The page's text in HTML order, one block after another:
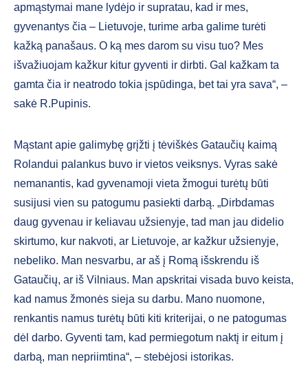
apmąstymai mane lydėjo ir supratau, kad ir mes,
gyvenantys čia – Lietuvoje, turime arba galime turėti
kažką panašaus. O ką mes darom su visu tuo? Mes
išvažiuojam kažkur kitur gyventi ir dirbti. Gal kažkam ta
gamta čia ir neatrodo tokia įspūdinga, bet tai yra sava“, –
sakė R.Pupinis.
Mąstant apie galimybę grįžti į tėviškės Gataučių kaimą
Rolandui palankus buvo ir vietos veiksnys. Vyras sakė
nemanantis, kad gyvenamoji vieta žmogui turėtų būti
susijusi vien su patogumu pasiekti darbą. „Dirbdamas
daug gyvenau ir keliavau užsienyje, tad man jau didelio
skirtumo, kur nakvoti, ar Lietuvoje, ar kažkur užsienyje,
nebeliko. Man nesvarbu, ar aš į Romą išskrendu iš
Gataučių, ar iš Vilniaus. Man apskritai visada buvo keista,
kad namus žmonės sieja su darbu. Mano nuomone,
renkantis namus turėtų būti kiti kriterijai, o ne patogumas
dėl darbo. Gyventi tam, kad permiegotum naktį ir eitum į
darbą, man nepriimtina“, – stebėjosi istorikas.